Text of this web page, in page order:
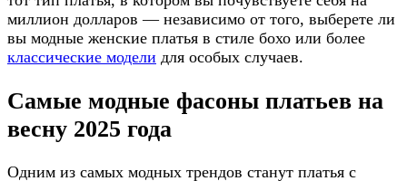
миллион долларов — независимо от того, выберете ли
вы модные женские платья в стиле бохо или более
классические модели для особых случаев.
Самые модные фасоны платьев на
весну 2025 года
Одним из самых модных трендов станут платья с